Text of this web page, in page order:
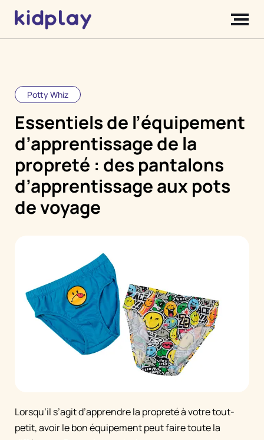
Potty Whiz
Essentiels de l’équipement
d’apprentissage de la
propreté : des pantalons
d’apprentissage aux pots
de voyage
Lorsqu’il s’agit d’apprendre la propreté à votre tout-
petit, avoir le bon équipement peut faire toute la